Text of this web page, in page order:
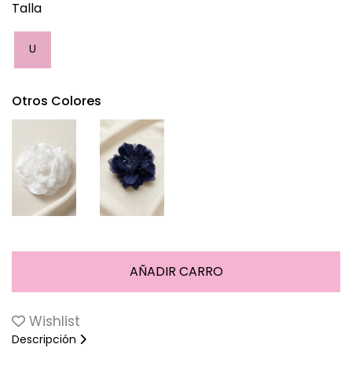
Talla
U
Otros Colores
Wishlist
Descripción